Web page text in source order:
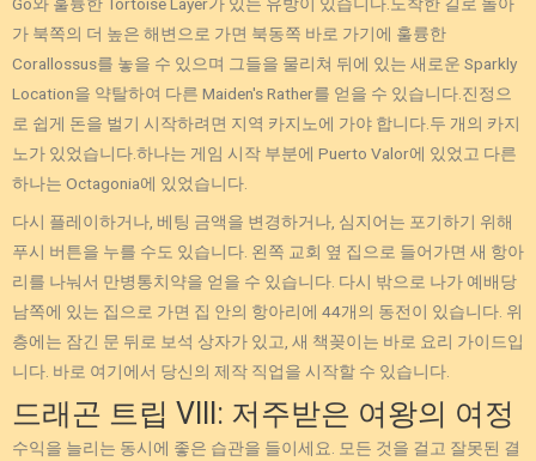
가 북쪽의 더 높은 해변으로 가면 북동쪽 바로 가기에 훌륭한
Corallossus를 놓을 수 있으며 그들을 물리쳐 뒤에 있는 새로운 Sparkly
Location을 약탈하여 다른 Maiden's Rather를 얻을 수 있습니다.진정으
로 쉽게 돈을 벌기 시작하려면 지역 카지노에 가야 합니다.두 개의 카지
노가 있었습니다.하나는 게임 시작 부분에 Puerto Valor에 있었고 다른
하나는 Octagonia에 있었습니다.
다시 플레이하거나, 베팅 금액을 변경하거나, 심지어는 포기하기 위해
푸시 버튼을 누를 수도 있습니다. 왼쪽 교회 옆 집으로 들어가면 새 항아
리를 나눠서 만병통치약을 얻을 수 있습니다. 다시 밖으로 나가 예배당
남쪽에 있는 집으로 가면 집 안의 항아리에 44개의 동전이 있습니다. 위
층에는 잠긴 문 뒤로 보석 상자가 있고, 새 책꽂이는 바로 요리 가이드입
니다. 바로 여기에서 당신의 제작 직업을 시작할 수 있습니다.
드래곤 트립 VIII: 저주받은 여왕의 여정
수익을 늘리는 동시에 좋은 습관을 들이세요. 모든 것을 걸고 잘못된 결